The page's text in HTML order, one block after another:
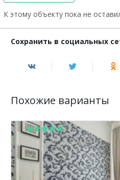
К этому объекту пока не
Сохранить в социальных
Похожие варианты